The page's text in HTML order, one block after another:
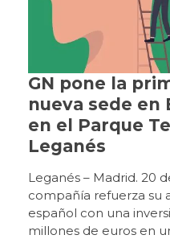
GN pone la
nueva sede en
en el Parque
Leganés
Leganés – Madrid. 20
compañía refuerza su
español con una
millones de euros en